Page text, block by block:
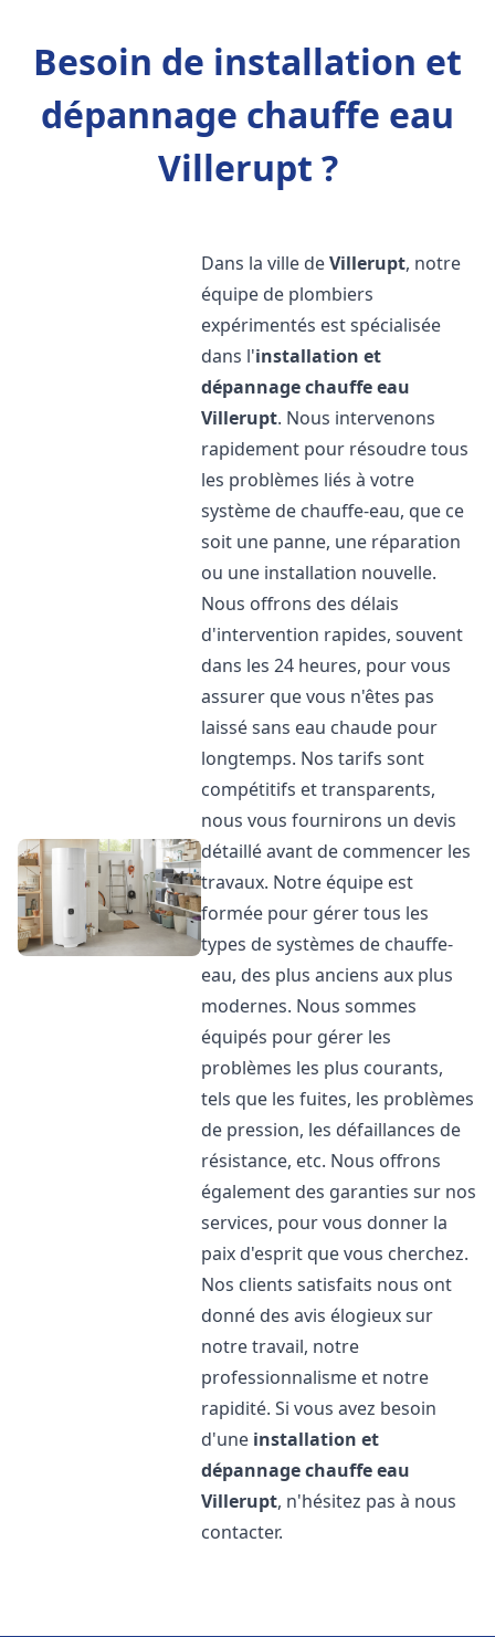
Besoin de installation et
dépannage chauffe eau
Villerupt ?
Dans la ville deVillerupt, notre
équipe de plombiers
expérimentés est spécialisée
dans l'installation et
dépannage chauffe eau
Villerupt. Nous intervenons
rapidement pour résoudre tous
les problèmes liés à votre
système de chauffe-eau, que ce
soit une panne, une réparation
ou une installation nouvelle.
Nous offrons des délais
d'intervention rapides, souvent
dans les 24 heures, pour vous
assurer que vous n'êtes pas
laissé sans eau chaude pour
longtemps. Nos tarifs sont
compétitifs et transparents,
nous vous fournirons un devis
détaillé avant de commencer les
travaux. Notre équipe est
formée pour gérer tous les
types de systèmes de chauffe-
eau, des plus anciens aux plus
modernes. Nous sommes
équipés pour gérer les
problèmes les plus courants,
tels que les fuites, les problèmes
de pression, les défaillances de
résistance, etc. Nous offrons
également des garanties sur nos
services, pour vous donner la
paix d'esprit que vous cherchez.
Nos clients satisfaits nous ont
donné des avis élogieux sur
notre travail, notre
professionnalisme et notre
rapidité. Si vous avez besoin
d'une installation et
dépannage chauffe eau
Villerupt, n'hésitez pas à nous
contacter.